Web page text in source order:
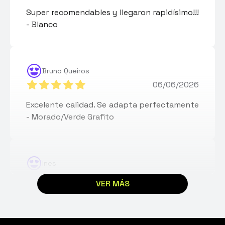
Super recomendables y llegaron rapidísimo!!!
- Blanco
Bruno Queiros
06/06/2026
Excelente calidad. Se adapta perfectamente
- Morado/Verde Grafito
29/01/2026
Buenas calidad, se conectaron a la consola
Púrpura/Verde Graffiti
VER MÁS